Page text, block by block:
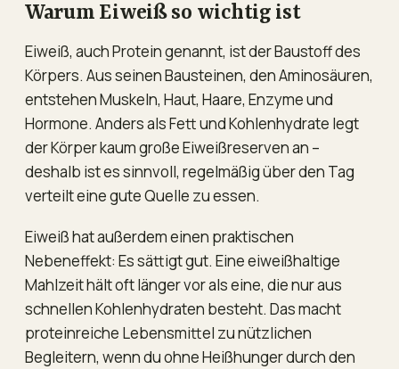
Warum Eiweiß so wichtig ist
Eiweiß, auch Protein genannt, ist der Baustoff des
Körpers. Aus seinen Bausteinen, den Aminosäuren,
entstehen Muskeln, Haut, Haare, Enzyme und
Hormone. Anders als Fett und Kohlenhydrate legt
der Körper kaum große Eiweißreserven an –
deshalb ist es sinnvoll, regelmäßig über den Tag
verteilt eine gute Quelle zu essen.
Eiweiß hat außerdem einen praktischen
Nebeneffekt: Es sättigt gut. Eine eiweißhaltige
Mahlzeit hält oft länger vor als eine, die nur aus
schnellen Kohlenhydraten besteht. Das macht
proteinreiche Lebensmittel zu nützlichen
Begleitern, wenn du ohne Heißhunger durch den